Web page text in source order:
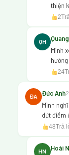
thiện
2
QH
Mình
24
ĐA Đức Anh
Mình
dứt điểm
48Trả
HN Hoài